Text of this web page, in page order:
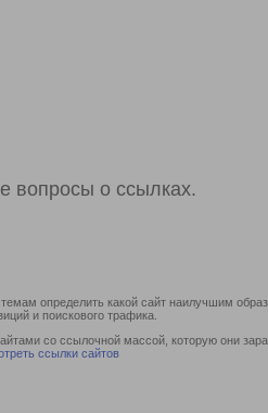
вопросы о ссылках.
определить какой сайт наилучшим
и поискового трафика.
со ссылочной массой, которую они
ссылки сайтов